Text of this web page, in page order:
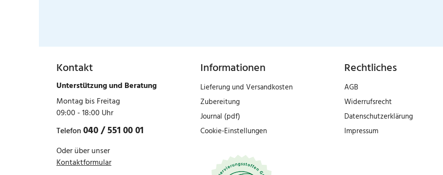
Kontakt
Unterstützung und Beratung
Montag bis Freitag
09:00 - 18:00 Uhr
Telefon040 / 551 00 01
Oder über unser
Kontaktformular
Informationen
Lieferung und Versandkosten
Zubereitung
Journal (pdf)
Cookie-Einstellungen
Rechtliches
AGB
Widerrufsrecht
Datenschutzerklärung
Impressum